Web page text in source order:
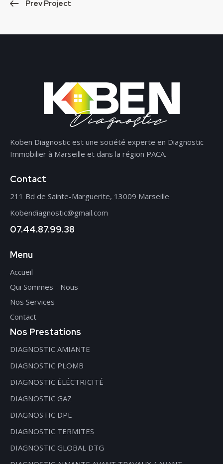
Prev Project
Koben Diagnostic est une société experte en Diagnostic
Immobilier à Marseille et dans la région PACA.
Contact
211 Bd de Sainte-Marguerite, 13009 Marseille
Kobendiagnostic@gmail.com
07.44.87.99.38
Menu
Accueil
Qui Sommes - Nous
Nos Services
Contact
Nos Prestations
DIAGNOSTIC AMIANTE
DIAGNOSTIC PLOMB
DIAGNOSTIC ÉLÉCTRICITÉ
DIAGNOSTIC GAZ
DIAGNOSTIC DPE
DIAGNOSTIC TERMITES
DIAGNOSTIC GLOBAL DTG